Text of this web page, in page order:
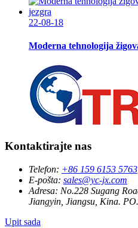
22-08-18
Moderna tehnologija
Kontaktirajte nas
Telefon: +86 159 6153 5763
E-pošta: sales@yc-jx.com
Adresa: No.228 Sugang
Jiangyin, Jiangsu, Kina.
Upit sada